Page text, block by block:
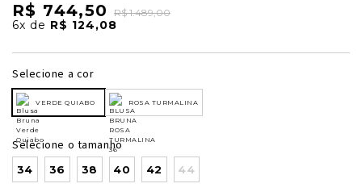
R$ 744,50 R$ 1.489,00
6x de R$ 124,08
Selecione a cor
VERDE QUIABO ROSA TURMALINA
Selecione o tamanho
34 36 38 40 42 44